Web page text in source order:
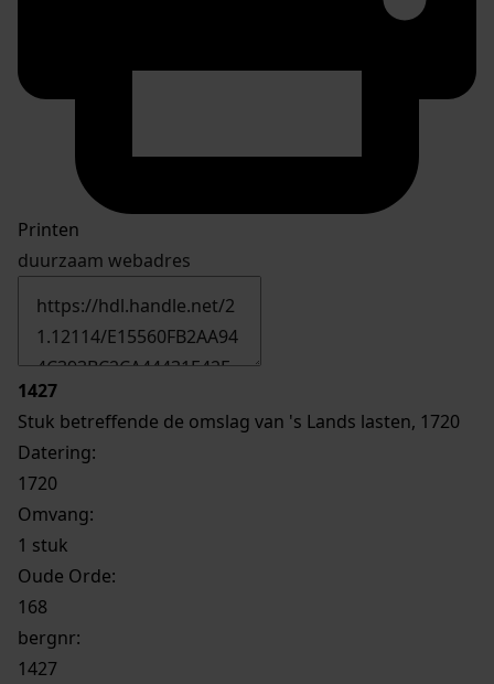
Printen
duurzaam webadres
1427
Stuk betreffende de omslag van 's Lands lasten, 1720
Datering:
1720
Omvang:
1 stuk
Oude Orde:
168
bergnr:
1427